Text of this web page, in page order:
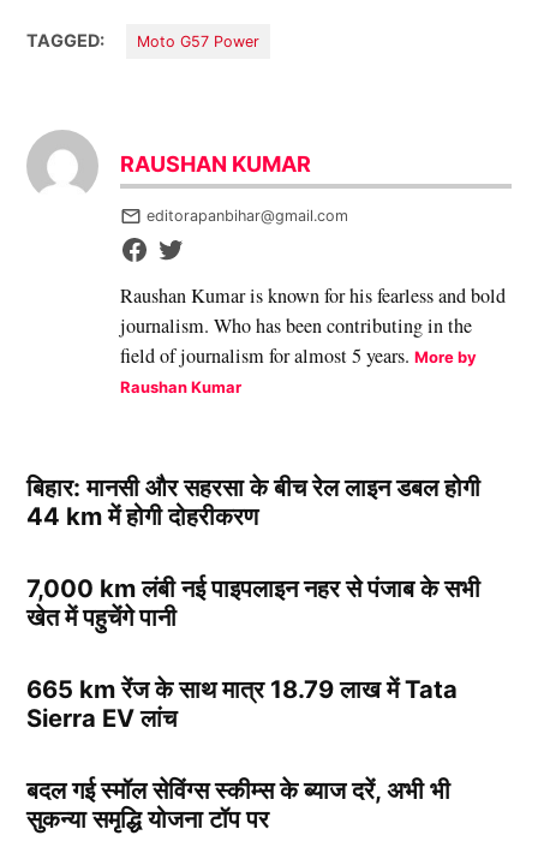
TAGGED: Moto G57 Power
RAUSHAN KUMAR
editorapanbihar@gmail.com
Raushan Kumar is known for his fearless and bold
journalism. Who has been contributing in the
field of journalism for almost 5 years.More by
Raushan Kumar
बिहार: मानसी और सहरसा के बीच रेल लाइन डबल होगी
44 km में होगी दोहरीकरण
7,000 km लंबी नई पाइपलाइन नहर से पंजाब के सभी
खेत में पहुचेंगे पानी
665 km रेंज के साथ मात्र 18.79 लाख में Tata
Sierra EV लांच
बदल गई स्मॉल सेविंग्स स्कीम्स के ब्याज दरें, अभी भी
सुकन्या समृद्धि योजना टॉप पर